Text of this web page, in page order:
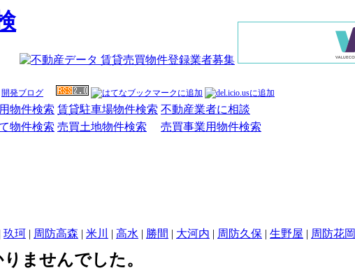
開発ブログ
物件検索 賃貸駐車場物件検索 不動産業者に相談
物件検索 売買土地物件検索 売買事業用物件検索
玖珂 | 周防高森 | 米川 | 高水 | 勝間 | 大河内 | 周防久保 | 生野屋 | 周防花岡
ませんでした。